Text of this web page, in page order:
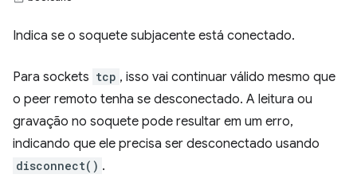
Indica se o soquete subjacente está conectado.
Para sockets tcp , isso vai continuar válido mesmo que
o peer remoto tenha se desconectado. A leitura ou
gravação no soquete pode resultar em um erro,
indicando que ele precisa ser desconectado usando
disconnect() .